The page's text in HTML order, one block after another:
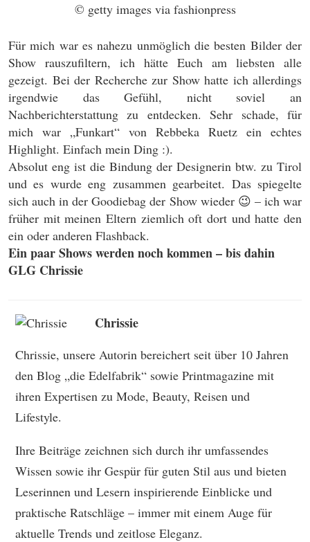
© getty images via fashionpress
Für mich war es nahezu unmöglich die besten Bilder der
Show rauszufiltern, ich hätte Euch am liebsten alle
gezeigt. Bei der Recherche zur Show hatte ich allerdings
irgendwie das Gefühl, nicht soviel an
Nachberichterstattung zu entdecken. Sehr schade, für
mich war „Funkart“ von Rebbeka Ruetz ein echtes
Highlight. Einfach mein Ding :).
Absolut eng ist die Bindung der Designerin btw. zu Tirol
und es wurde eng zusammen gearbeitet. Das spiegelte
sich auch in der Goodiebag der Show wieder 😉 – ich war
früher mit meinen Eltern ziemlich oft dort und hatte den
ein oder anderen Flashback.
Ein paar Shows werden noch kommen – bis dahin
GLG Chrissie
Chrissie
Chrissie, unsere Autorin bereichert seit über 10 Jahren
den Blog „die Edelfabrik“ sowie Printmagazine mit
ihren Expertisen zu Mode, Beauty, Reisen und
Lifestyle.
Ihre Beiträge zeichnen sich durch ihr umfassendes
Wissen sowie ihr Gespür für guten Stil aus und bieten
Leserinnen und Lesern inspirierende Einblicke und
praktische Ratschläge – immer mit einem Auge für
aktuelle Trends und zeitlose Eleganz.